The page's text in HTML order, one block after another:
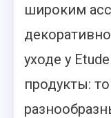
широким
уходе у
продукты: